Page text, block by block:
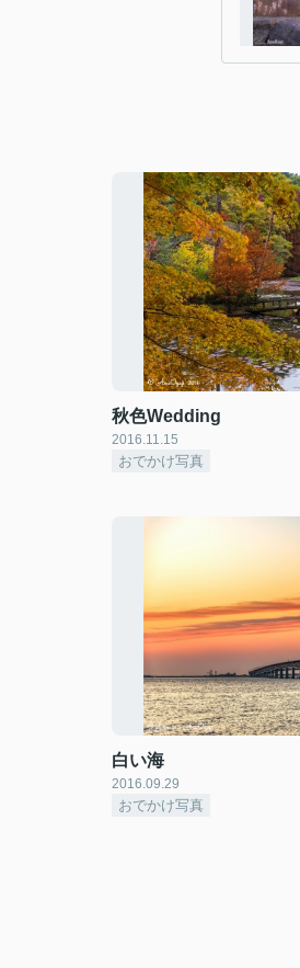
秋色Wedding
2016.11.15
おでかけ写真
白い海
2016.09.29
おでかけ写真